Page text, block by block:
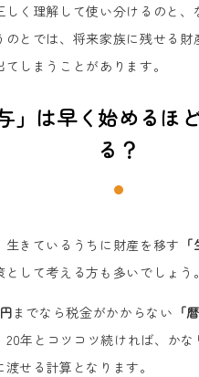
しく理解して使い分けるのと、
のとでは、将来家族に残せる財
てしまうことがあります。
」は早く始めるほ
る？
生きているうちに財産を移す
して考える方も多いでしょう。
までなら税金がかからない 「
20年とコツコツ続ければ、か
せる計算となります。